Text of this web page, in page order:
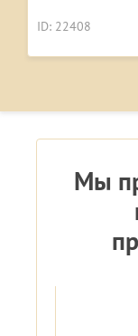
ID: 22408
Мы